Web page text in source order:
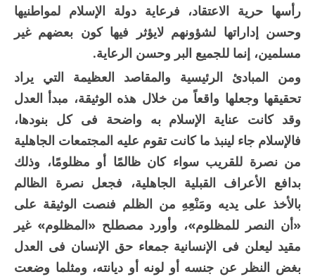
رأسها حرية الاعتقاد، فرعاية دولة الإسلام لمواطنيها
وحسن إداراتها لشؤونهم لايؤثر فيها كون بعضهم غير
مسلمين، إنما للجميع البر وحسن الرعاية.
ومن المبادئ الرئيسية والمقاصد العظيمة التي يراد
تحقيقها وجعلها واقعاً من خلال هذه الوثيقة، مبدأ العدل
وقد كانت عناية الإسلام به واضحة فى كل بنودها،
فالإسلام جاء لينبذ ما كانت تقوم عليه المجتمعات الجاهلية
من نصرة للقريب سواء كان ظالمًا أو مظلومًا، وذلك
بدافع الأعراف القبلية الجاهلية، فجعل نصرة الظالم
بالأخذ على يديه ومَنْعِهِ من الظلم فنصت الوثيقة على
«أن النصر للمظلوم»، وأورد مصطلح «المظلوم» غير
مقيد ليعلن فى الإنسانية جمعاء حق الإنسان فى العدل
بغض النظر عن جنسه أو لونه أو ديانته، ومثلما وضعت